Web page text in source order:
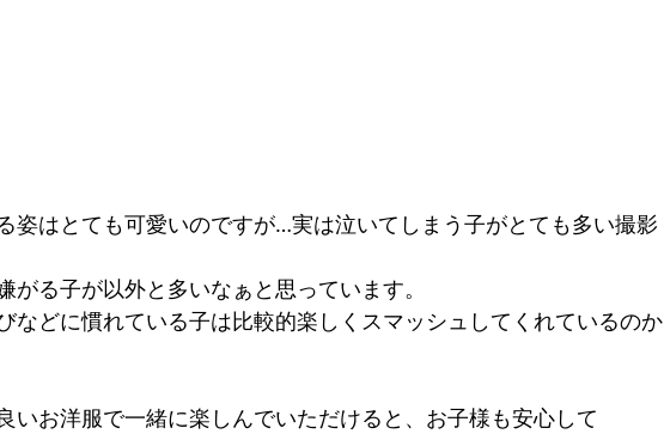
姿はとても可愛いのですが…実は泣いてしまう子がとても多い撮影
がる子が以外と多いなぁと思っています。
などに慣れている子は比較的楽しくスマッシュしてくれているのか
いお洋服で一緒に楽しんでいただけると、お子様も安心して